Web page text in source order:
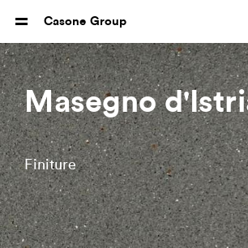
Casone Group
Masegno
Finiture